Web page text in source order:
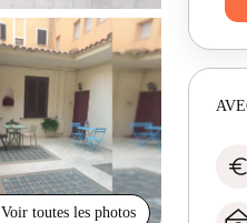
Voir toutes les photos
euro